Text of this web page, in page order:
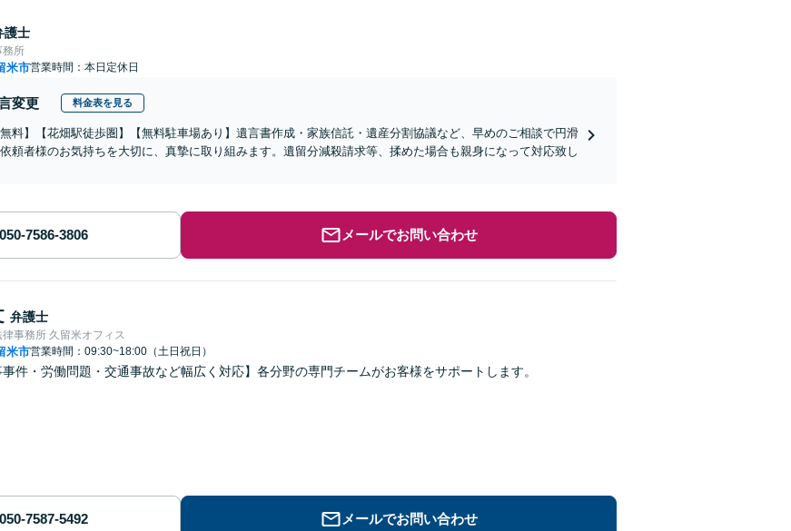
護士
務所
米市営業時間：本日定休日
変更 料金表を見る
無料】【花畑駅徒歩圏】【無料駐車場あり】遺言書作成・家族信託・遺産分割協議など、早めのご相談で円滑
頼者様のお気持ちを大切に、真摯に取り組みます。遺留分減殺請求等、揉めた場合も親身になって対応致し
メールでお問い合わせ
弁護士
事務所 久留米オフィス
米市営業時間：09:30~18:00（土日祝日）
事件・労働問題・交通事故など幅広く対応】各分野の専門チームがお客様をサポートします。
メールでお問い合わせ